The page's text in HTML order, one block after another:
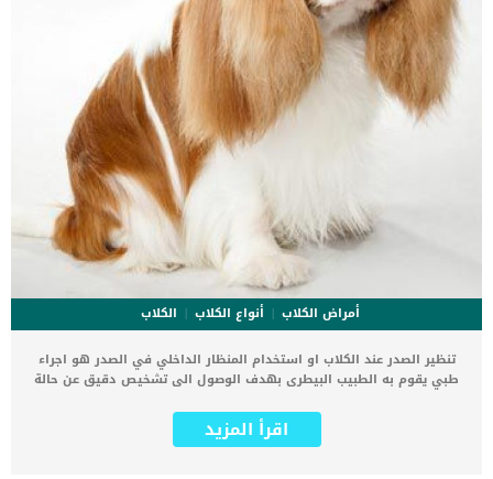
أمراض الكلاب أنواع الكلاب
الكلاب
تنظير الصدر عند الكلاب او استخدام المنظار الداخلي في الصدر هو اجراء
طبي يقوم به الطبيب البيطرى بهدف الوصول الى تشخيص دقيق عن حالة
محتويات تجويف الصدر عند الكلب. يحتاج تنظير الصدر عند الكلاب الى وضع
الحالة تحت التخدير العام. رغم ما ينطوى من مخاطر بسبب التخدير الكلى إلا
اقرأ المزيد